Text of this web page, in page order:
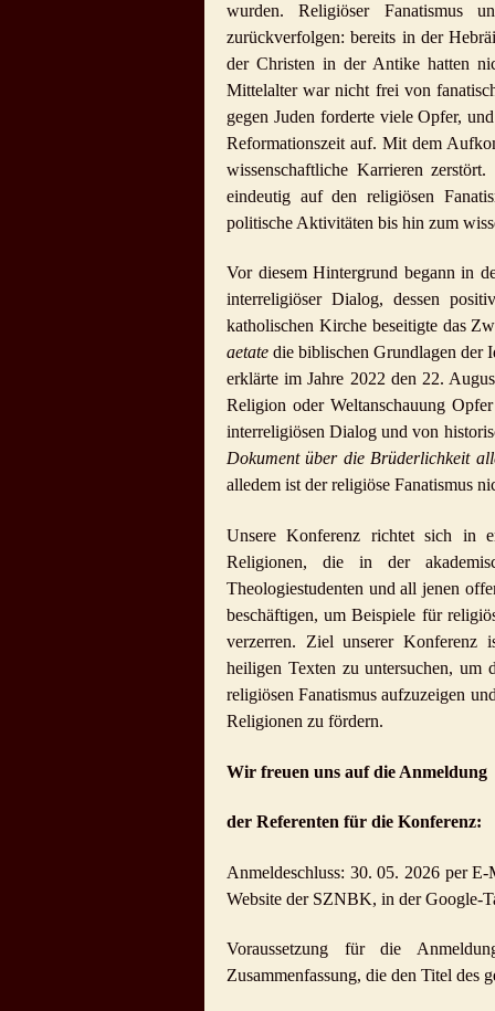
wurden. Religiöser Fanatismus
zurückverfolgen: bereits in der
der Christen in der Antike hatten
Mittelalter war nicht frei von
gegen Juden forderte viele Opfer,
Reformationszeit auf. Mit dem
wissenschaftliche Karrieren
eindeutig auf den religiösen
politische Aktivitäten bis hin zum
Vor diesem Hintergrund begann in
interreligiöser Dialog, dessen
katholischen Kirche beseitigte das
aetate die biblischen Grundlagen der
erklärte im Jahre 2022 den 22.
Religion oder Weltanschauung
interreligiösen Dialog und von
Dokument über die Brüderlichkeit
alledem ist der religiöse Fanatismus
Unsere Konferenz richtet sich in
Religionen, die in der
Theologiestudenten und all jenen
beschäftigen, um Beispiele für
verzerren. Ziel unserer Konferenz
heiligen Texten zu untersuchen, um
religiösen Fanatismus aufzuzeigen
Religionen zu fördern.
Wir freuen uns auf die Anmeldung
der Referenten für die Konferenz:
Anmeldeschluss: 30. 05. 2026 per
Website der SZNBK, in der Google-
Voraussetzung für die
Zusammenfassung, die den Titel des